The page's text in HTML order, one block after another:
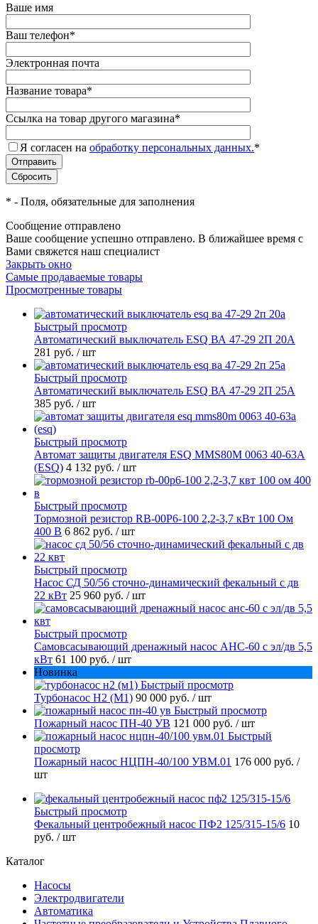
Ваше имя
Ваш телефон*
Электронная почта
Название товара*
Ссылка на товар другого магазина*
Я согласен на обработку персональных данных.*
* - Поля, обязательные для заполнения
Сообщение отправлено
Ваше сообщение успешно отправлено. В ближайшее время с
Вами свяжется наш специалист
Закрыть окно
Самые продаваемые товары
Просмотренные товары
Быстрый просмотр
Автоматический выключатель ESQ ВА 47-29 2П 20А
281 руб. / шт
Быстрый просмотр
Автоматический выключатель ESQ ВА 47-29 2П 25А
385 руб. / шт
Быстрый просмотр
Автомат защиты двигателя ESQ MMS80M 0063 40-63А
(ESQ) 4 132 руб. / шт
Быстрый просмотр
Тормозной резистор RB-00P6-100 2,2-3,7 кВт 100 Ом
400 В 6 862 руб. / шт
Быстрый просмотр
Насос СД 50/56 сточно-динамический фекальный с дв
22 кВт 25 960 руб. / шт
Быстрый просмотр
Самовсасывающий дренажный насос АНС-60 с эл/дв 5,5
кВт 61 100 руб. / шт
Новинка
Быстрый просмотр
Турбонасос Н2 (М1) 90 000 руб. / шт
Быстрый просмотр
Пожарный насос ПН-40 УВ 121 000 руб. / шт
Быстрый
просмотр
Пожарный насос НЦПН-40/100 УВМ.01 176 000 руб. /
шт
Быстрый просмотр
Фекальный центробежный насос ПФ2 125/315-15/6 10
руб. / шт
Каталог
Насосы
Электродвигатели
Автоматика